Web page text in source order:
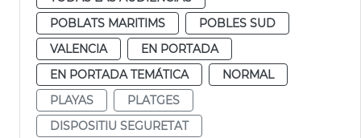
POBLATS MARITIMS
POBLES SUD
VALENCIA
EN PORTADA
EN PORTADA TEMÁTICA
NORMAL
PLAYAS
PLATGES
DISPOSITIU SEGURETAT